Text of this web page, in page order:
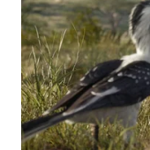
BINJAI
WN
CIREBON
WN
INDRAMAYU